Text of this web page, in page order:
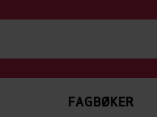
FAGBØKER